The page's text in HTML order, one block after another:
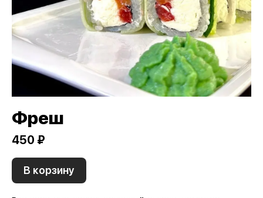
Фреш
450 ₽
В корзину